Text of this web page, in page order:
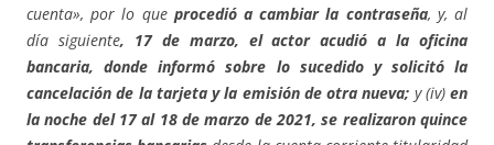
cuenta», por lo que procedió a cambiar la contraseña, y, al
día siguiente, 17 de marzo, el actor acudió a la oficina
bancaria, donde informó sobre lo sucedido y solicitó la
cancelación de la tarjeta y la emisión de otra nueva; y (iv) en
la noche del 17 al 18 de marzo de 2021, se realizaron quince